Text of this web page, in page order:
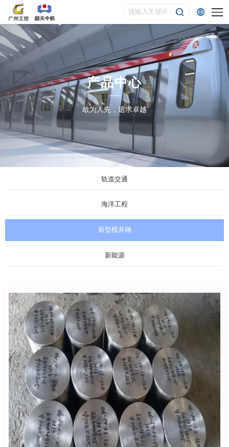
产品中心
敢为人先，追求卓越
轨道交通
海洋工程
新型模具钢
新能源